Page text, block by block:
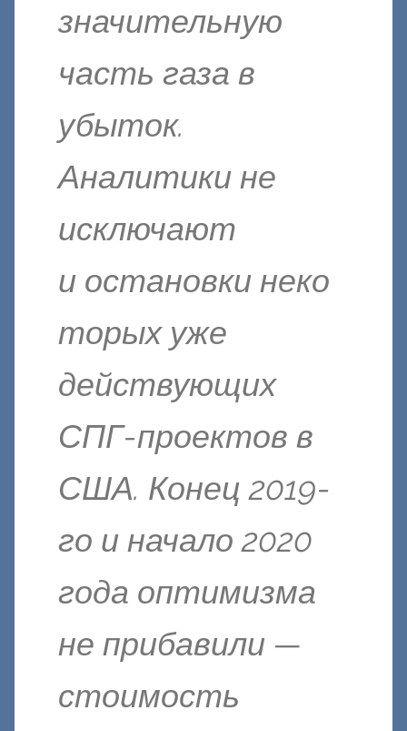
значительную
часть газа в
убыток.
Аналитики не
исключают
и остановки неко
торых уже
действующих
СПГ-проектов в
США. Конец 2019-
го и начало 2020
года оптимизма
не прибавили —
стоимость